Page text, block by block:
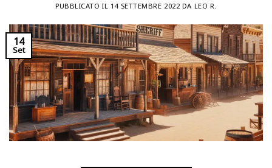
PUBBLICATO IL 14 SETTEMBRE 2022 DA LEO R.
14
Set